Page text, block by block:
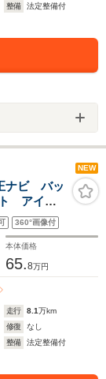
整備
法定整備付
NEW
ナビ バッ
アイサ
純正18
360°画像付
本体価格
65.8万円
走行 8.1万km
修復
なし
整備
法定整備付